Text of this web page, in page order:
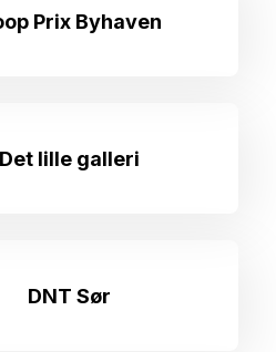
Prix Byhaven
Det lille galleri
DNT Sør